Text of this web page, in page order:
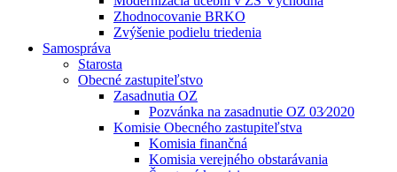
Zhodnocovanie BRKO
Zvýšenie podielu triedenia
Samospráva
Starosta
Obecné zastupiteľstvo
Zasadnutia OZ
Pozvánka na zasadnutie OZ 03⁄2020
Komisie Obecného zastupiteľstva
Komisia finančná
Komisia verejného obstarávania